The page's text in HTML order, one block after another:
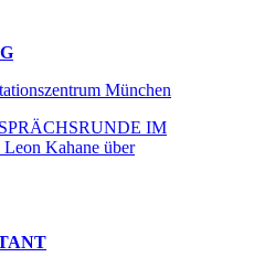
München